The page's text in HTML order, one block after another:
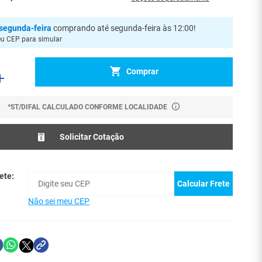
feira comprando até segunda-feira às 12:00!
CEP para simular
Comprar
*ST/DIFAL CALCULADO CONFORME LOCALIDADE
Solicitar Cotação
Calcular Frete
Não sei meu CEP